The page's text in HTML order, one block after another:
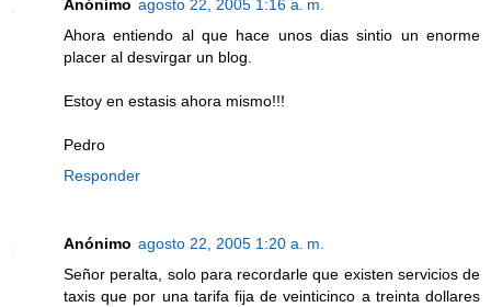
Anónimo agosto 22, 2005 1:16 a. m.
Ahora entiendo al que hace unos dias sintio un enorme
placer al desvirgar un blog.
Estoy en estasis ahora mismo!!!
Pedro
Responder
Anónimo agosto 22, 2005 1:20 a. m.
Señor peralta, solo para recordarle que existen servicios de
taxis que por una tarifa fija de veinticinco a treinta dollares